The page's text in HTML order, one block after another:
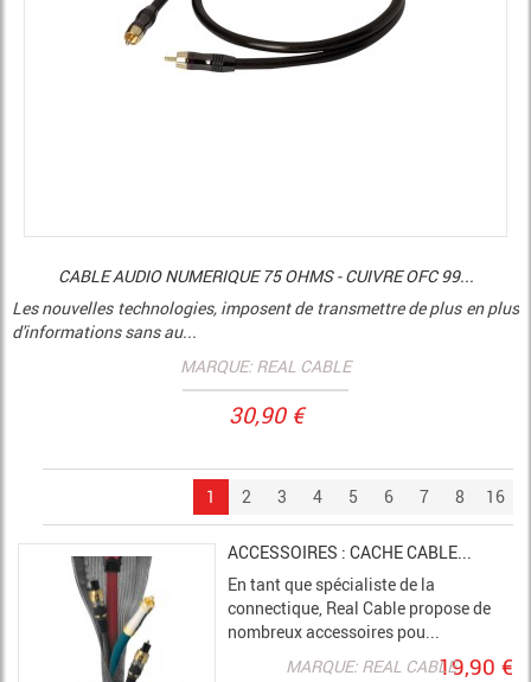
CABLE AUDIO NUMERIQUE 75 OHMS - CUIVRE OFC 99...
Les nouvelles technologies, imposent de transmettre de plus en plus
d'informations sans au...
MARQUE: REAL CABLE
30,90 €
1 2 3 4 5 6 7 8 16
ACCESSOIRES : CACHE CABLE...
En tant que spécialiste de la
connectique, Real Cable propose de
nombreux accessoires pou...
MARQUE: REAL CABLE19,90 €